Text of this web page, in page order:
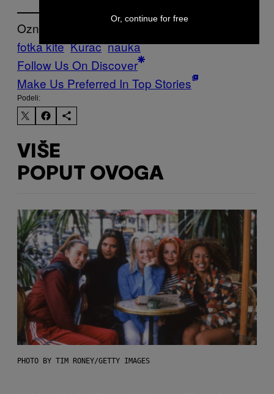
Označeno:
fotka kite Kurac nauka
Follow Us On Discover
Make Us Preferred In Top Stories
Podeli:
VIŠE
POPUT OVOGA
PHOTO BY TIM RONEY/GETTY IMAGES
Or, continue for free